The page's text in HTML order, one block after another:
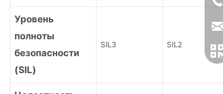
Уровень
полноты
безопасности
(SIL)
SIL3 SIL2